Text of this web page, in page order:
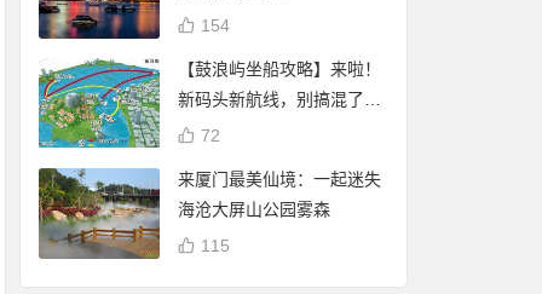
154
【鼓浪屿坐船攻略】来啦！
新码头新航线，别搞混了
哦！72
来厦门最美仙境：一起迷失
海沧大屏山公园雾森
115